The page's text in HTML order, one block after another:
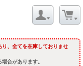
、全てを在庫しておりませ
合があります。